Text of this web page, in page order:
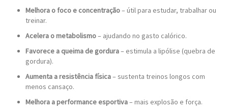
Melhora o foco e concentração– útil para estudar, trabalhar ou
treinar.
Acelera o metabolismo– ajudando no gasto calórico.
Favorece a queima de gordura– estimula a lipólise (quebra de
gordura).
Aumenta a resistência física– sustenta treinos longos com
menos cansaço.
Melhora a performance esportiva– mais explosão e força.